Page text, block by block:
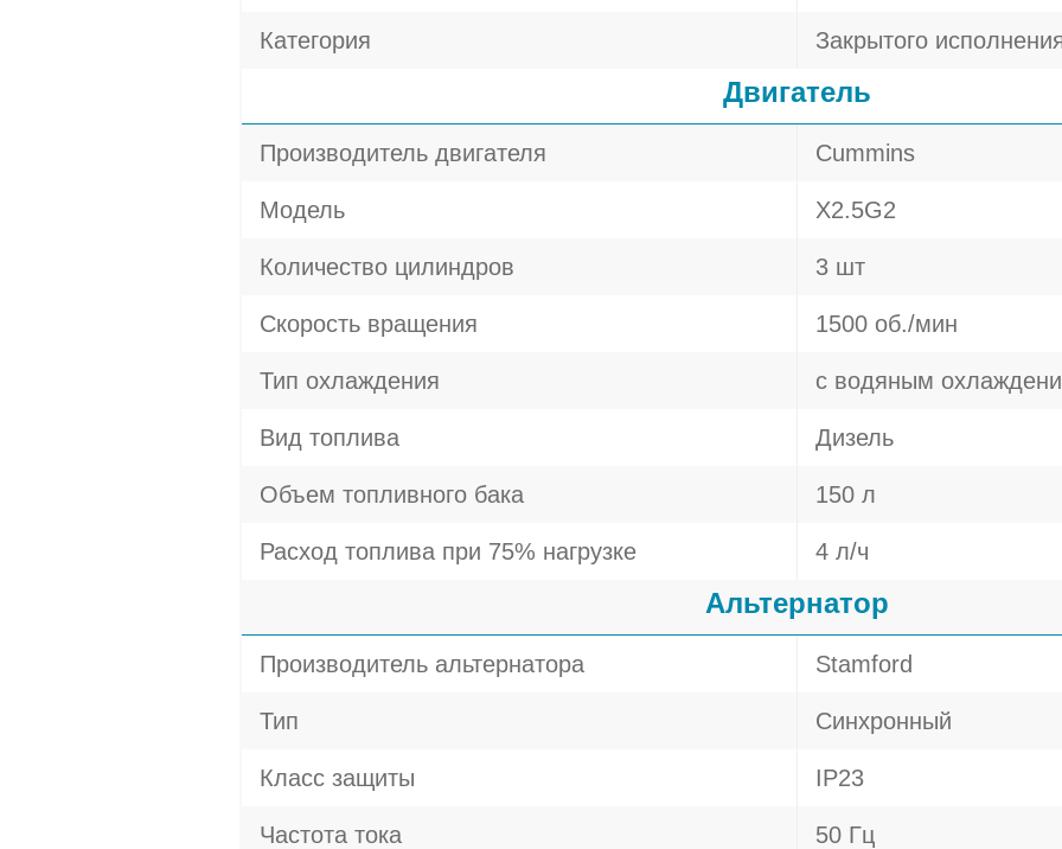
Категория Закрытого
Двигатель
Производитель двигателя Cummins
Модель X2.5G2
Количество цилиндров 3 шт
Скорость вращения 1500 об./мин
Тип охлаждения с водяным
Вид топлива Дизель
Объем топливного бака 150 л
Расход топлива при 75% нагрузке 4 л/ч
Альтернатор
Производитель альтернатора Stamford
Тип Синхронный
Класс защиты IP23
Частота тока 50 Гц